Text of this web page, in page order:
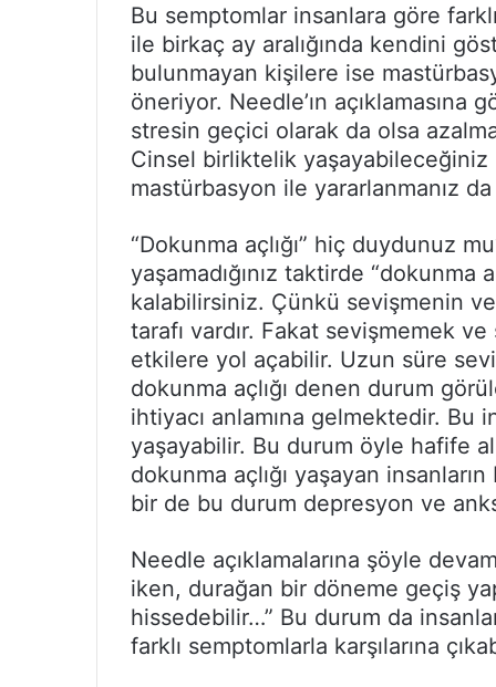
Bu semptomlar insanlara göre
ile birkaç ay aralığında kendini
bulunmayan kişilere ise
öneriyor. Needle’ın açıklamasına
stresin geçici olarak da olsa
Cinsel birliktelik
mastürbasyon ile yararlanmanız
“Dokunma açlığı” hiç duydunuz
yaşamadığınız taktirde “dokunma
kalabilirsiniz. Çünkü sevişmenin
tarafı vardır. Fakat sevişmemek
etkilere yol açabilir. Uzun süre
dokunma açlığı denen durum
ihtiyacı anlamına gelmektedir.
yaşayabilir. Bu durum öyle hafife
dokunma açlığı yaşayan
bir de bu durum depresyon ve
Needle açıklamalarına şöyle
iken, durağan bir döneme geçiş
hissedebilir…” Bu durum da
farklı semptomlarla karşılarına